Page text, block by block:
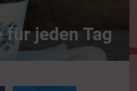
für jeden Tag